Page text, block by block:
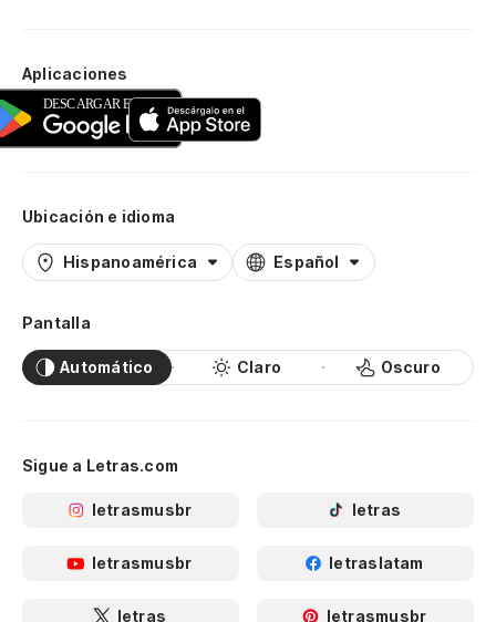
Aplicaciones
Ubicación e idioma
Hispanoamérica Español
Pantalla
Automático Claro Oscuro
Sigue a Letras.com
letrasmusbr letras
letrasmusbr letraslatam
letras letrasmusbr